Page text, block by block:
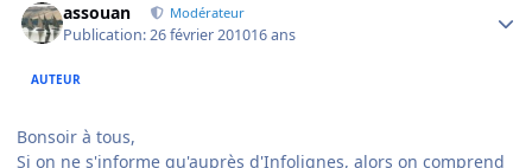
assouan Modérateur
Publication:26 février 201016 ans
AUTEUR
Bonsoir à tous,
Si on ne s'informe qu'auprès d'Infolignes, alors on comprend